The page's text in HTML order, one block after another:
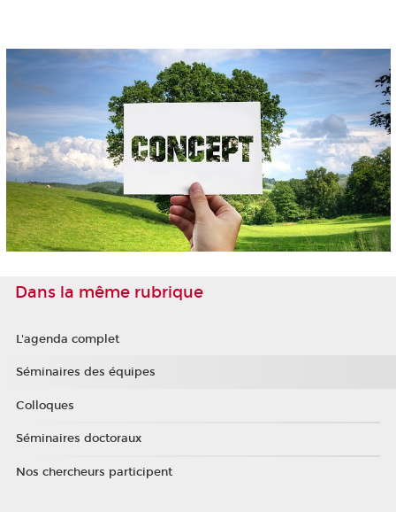
Dans la même rubrique
L'agenda complet
Séminaires des équipes
Colloques
Séminaires doctoraux
Nos chercheurs participent